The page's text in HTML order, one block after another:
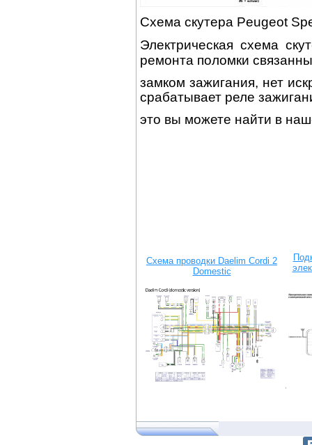
Схема скутера Peugeot
Электрическая схема
ремонта поломки
замком зажигания, нет
срабатывает реле
это вы можете найти в
Схема проводки Daelim Cordi 2
Domestic